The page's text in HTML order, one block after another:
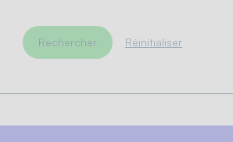
Réinitialiser